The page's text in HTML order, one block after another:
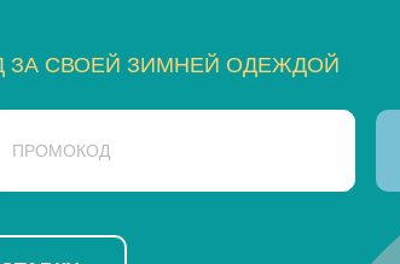
ЗА СВОЕЙ ЗИМНЕЙ ОДЕЖДОЙ